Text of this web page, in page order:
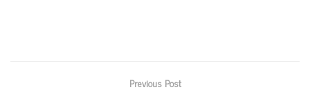
Previous Post